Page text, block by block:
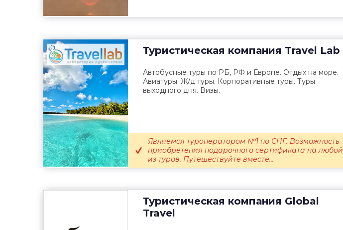
Туристическая компания Travel Lab
Автобусные туры по РБ, РФ и Европе. Отдых на море.
Авиатуры. Ж/д туры. Корпоративные туры. Туры
выходного дня. Визы.
Являемся туроператором №1 по СНГ. Возможность
приобретения подарочного сертификата на любой
из туров. Путешествуйте вместе...
Туристическая компания Global
Travel